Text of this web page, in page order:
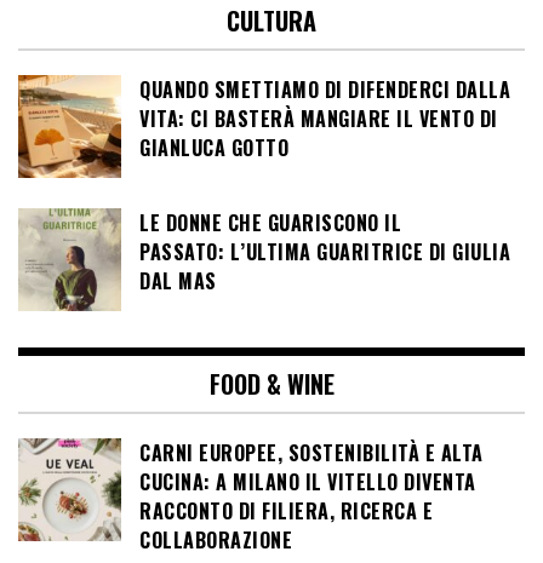
CULTURA
QUANDO SMETTIAMO DI DIFENDERCI DALLA
VITA: CI BASTERÀ MANGIARE IL VENTO DI
GIANLUCA GOTTO
LE DONNE CHE GUARISCONO IL
PASSATO: L’ULTIMA GUARITRICE DI GIULIA
DAL MAS
FOOD & WINE
CARNI EUROPEE, SOSTENIBILITÀ E ALTA
CUCINA: A MILANO IL VITELLO DIVENTA
RACCONTO DI FILIERA, RICERCA E
COLLABORAZIONE